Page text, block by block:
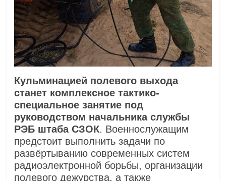
Кульминацией полевого выхода
станет комплексное тактико-
специальное занятие под
руководством начальника службы
РЭБ штаба СЗОК. Военнослужащим
предстоит выполнить задачи по
развёртыванию современных систем
радиоэлектронной борьбы, организации
полевого дежурства, а также